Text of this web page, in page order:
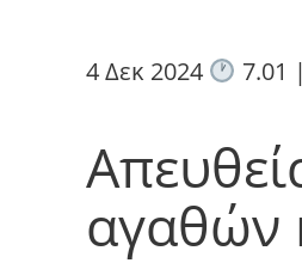
4 Δεκ 2024 7.01 |
αγαθών